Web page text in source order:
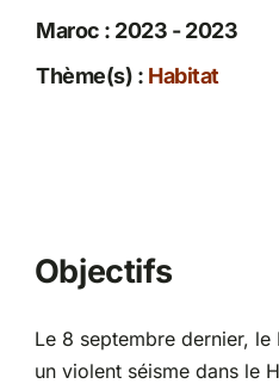
Expertise
Partenariats
Maroc : 2023 - 2023
Thème(s) : Habitat
Objectifs
Le 8 septembre dernier,
un violent séisme dans le